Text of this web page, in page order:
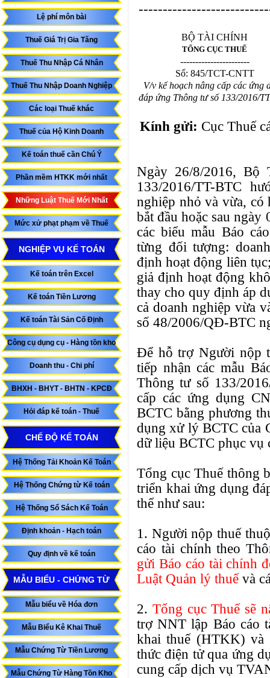
Lệ phí môn bài
Thuế Giá Trị Gia Tăng
Thuế Thu Nhập Cá Nhân
Thuế Thu Nhập Doanh Nghiệp
Các loại Thuế khác
Thuế của Hộ Kinh Doanh
Kế toán thuế cần Chú Ý
Phần mềm HTKK mới nhất
Những Luật Thuế Mới Nhất
Mức xử phạt phạm về Thuế
NGHIỆP VỤ KẾ TOÁN
Kế toán trên Excel
Kế toán Tiền Lương
Kế toán Tài Sản Cố Định
Công cụ dụng cụ - Hàng tồn kho
Doanh thu - Chi phí
BHXH - BHYT - BHTN - KPCĐ
Hỏi đáp kế toán - Thuế
CHẾ ĐỘ KẾ TOÁN
Hệ Thống Tải Khoản Kế Toán
Hệ Thống Chứng từ Kế toán
Hệ Thống Sổ Sách Kế Toán
Định khoản - Hạch toán
Quy định về kế toán
MẪU BIỂU - CHỨNG TỪ
Mẫu biểu về Hóa đơn
Mẫu Biểu Kê Khai Thuế
Mẫu Chứng Từ Tiền Lương
Mẫu Chứng Từ Hàng Tồn Kho
BỘ TÀI CHÍNH
TỔNG CỤC THUẾ
-----------------------
Số: 845/TCT-CNTT
V/v kếhoạch nâng cấp các ứng
đáp ứng Thông tư số133/2016/TT
Kính gửi: Cục Thuế
Ngày 26/8/2016, Bộ
133/2016/TT-BTC
nghiệp nhỏ và vừa, có
bắt đầu hoặc sau
các biểu mẫu Báo
từng đối tượng:
định hoạt động liên
giả định hoạt động
thay cho quy định áp
cả doanh nghiệp vừa
số 48/2006/QĐ-BTC
Để hỗ trợ Người nộp
tiếp nhận các mẫu
Thông tư số 133/
cấp các ứng dụng
BCTC bằng phương
dụng xử lý BCTC của
dữ liệu BCTC phục vụ
Tổng cục Thuế thông
triển khai ứng dụng
thể như sau:
1. Người nộp thuế
cáo tài chính theo
gửi Báo cáo tài chính
Luật Quản lý thuếvà
2. Tổng cục Thuế sẽ
trợ NNT lập Báo cáo
khai thuế (HTKK) và
thức điện tử qua ứng
cung cấp dịch vụ